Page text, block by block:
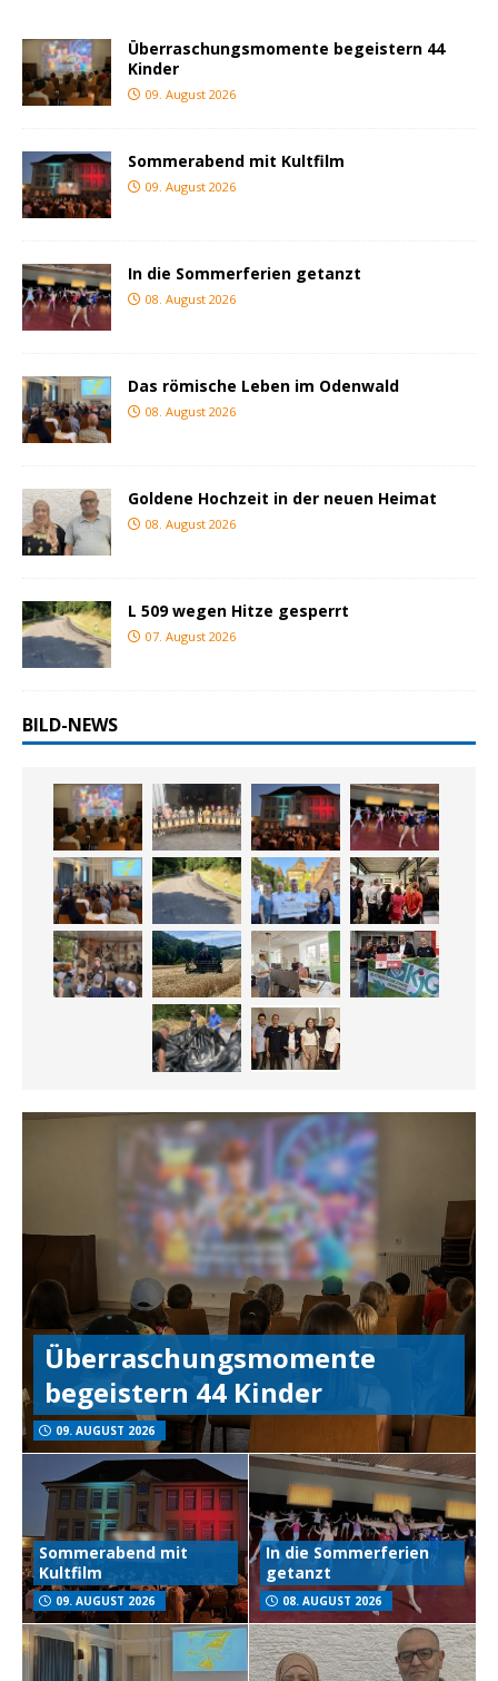
Überraschungsmomente begeistern 44
Kinder
09. August 2026
Sommerabend mit Kultfilm
09. August 2026
In die Sommerferien getanzt
08. August 2026
Das römische Leben im Odenwald
08. August 2026
Goldene Hochzeit in der neuen Heimat
08. August 2026
L 509 wegen Hitze gesperrt
07. August 2026
BILD-NEWS
Überraschungsmomente
begeistern 44 Kinder
09. AUGUST 2026
Sommerabend mit
Kultfilm
09. AUGUST 2026
In die Sommerferien
getanzt
08. AUGUST 2026